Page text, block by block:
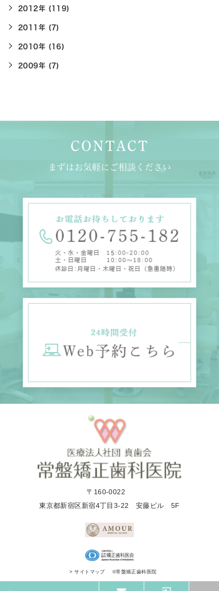
2012年 (119)
2011年 (7)
2010年 (16)
2009年 (7)
CONTACT
まずはお気軽にご相談ください
〒160-0022
東京都新宿区新宿4丁目3-22 安藤ビル 5F
> サイトマップ ©常盤矯正歯科医院